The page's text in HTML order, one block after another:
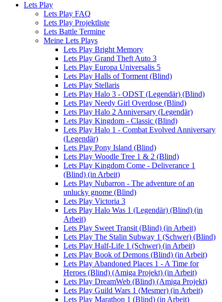
Lets Play
Lets Play FAQ
Lets Play Projektliste
Lets Battle Termine
Meine Lets Plays
Lets Play Bright Memory
Lets Play Grand Theft Auto 3
Lets Play Europa Universalis 5
Lets Play Halls of Torment (Blind)
Lets Play Stellaris
Lets Play Halo 3 - ODST (Legendär) (Blind)
Lets Play Needy Girl Overdose (Blind)
Lets Play Halo 2 Anniversary (Legendär)
Lets Play Kingdom - Classic (Blind)
Lets Play Halo 1 - Combat Evolved Anniversary
(Legendär)
Lets Play Pony Island (Blind)
Lets Play Woodle Tree 1 & 2 (Blind)
Lets Play Kingdom Come - Deliverance 1
(Blind) (in Arbeit)
Lets Play Nubarron - The adventure of an
unlucky gnome (Blind)
Lets Play Victoria 3
Lets Play Halo Was 1 (Legendär) (Blind) (in
Arbeit)
Lets Play Sweet Transit (Blind) (in Arbeit)
Lets Play The Stalin Subway 1 (Schwer) (Blind)
Lets Play Half-Life 1 (Schwer) (in Arbeit)
Lets Play Book of Demons (Blind) (in Arbeit)
Lets Play Abandoned Places 1 - A Time for
Heroes (Blind) (Amiga Projekt) (in Arbeit)
Lets Play DreamWeb (Blind) (Amiga Projekt)
Lets Play Guild Wars 1 (Mesmer) (in Arbeit)
Lets Play Marathon 1 (Blind) (in Arbeit)